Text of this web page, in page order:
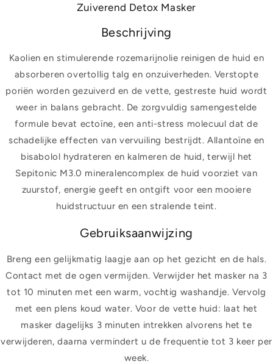
Zuiverend Detox Masker
Beschrijving
Kaolien en stimulerende rozemarijnolie reinigen de huid en
absorberen overtollig talg en onzuiverheden. Verstopte
poriën worden gezuiverd en de vette, gestreste huid wordt
weer in balans gebracht. De zorgvuldig samengestelde
formule bevat ectoïne, een anti-stress molecuul dat de
schadelijke effecten van vervuiling bestrijdt. Allantoïne en
bisabolol hydrateren en kalmeren de huid, terwijl het
Sepitonic M3.0 mineralencomplex de huid voorziet van
zuurstof, energie geeft en ontgift voor een mooiere
huidstructuur en een stralende teint.
Gebruiksaanwijzing
Breng een gelijkmatig laagje aan op het gezicht en de hals.
Contact met de ogen vermijden. Verwijder het masker na 3
tot 10 minuten met een warm, vochtig washandje. Vervolg
met een plens koud water. Voor de vette huid: laat het
masker dagelijks 3 minuten intrekken alvorens het te
verwijderen, daarna vermindert u de frequentie tot 3 keer per
week.